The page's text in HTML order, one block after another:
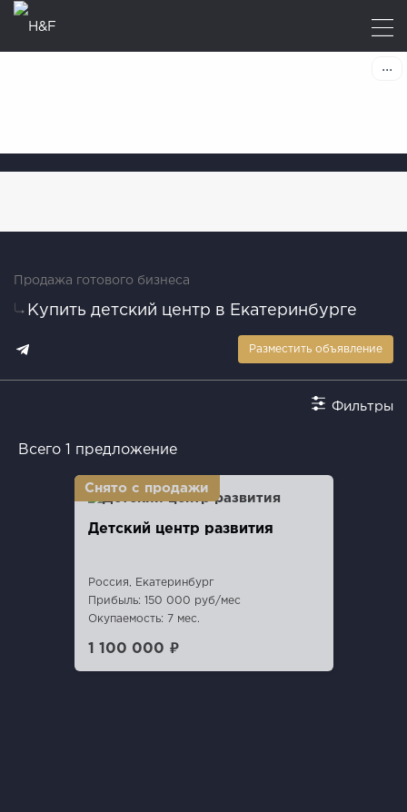
Продажа готового бизнеса
Купить детский центр в Екатеринбурге
Разместить объявление
Фильтры
Всего 1 предложение
Детский центр развития
Россия, Екатеринбург
Прибыль: 150 000 руб/мес
Окупаемость: 7 мес.
1 100 000 ₽